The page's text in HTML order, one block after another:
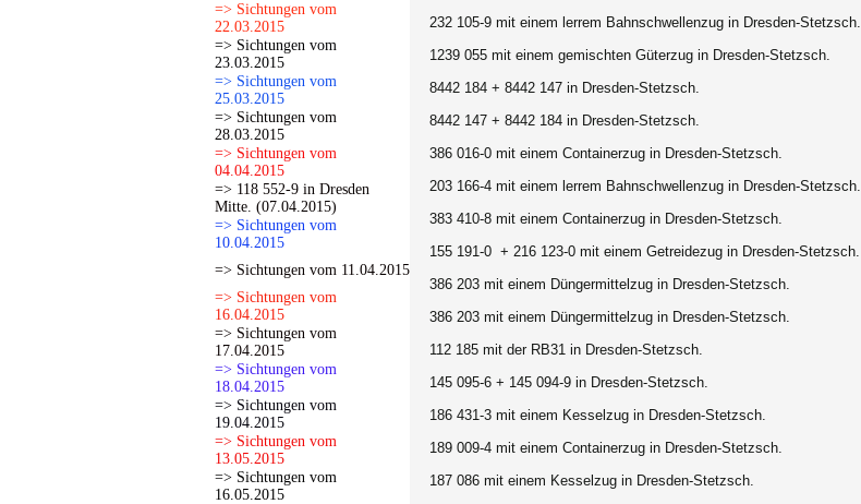
=> Sichtungen vom
22.03.2015
=> Sichtungen vom
23.03.2015
=> Sichtungen vom
25.03.2015
=> Sichtungen vom
28.03.2015
=> Sichtungen vom
04.04.2015
=> 118 552-9 in Dresden
Mitte. (07.04.2015)
=> Sichtungen vom
10.04.2015
=> Sichtungen vom 11.04.2015
=> Sichtungen vom
16.04.2015
=> Sichtungen vom
17.04.2015
=> Sichtungen vom
18.04.2015
=> Sichtungen vom
19.04.2015
=> Sichtungen vom
13.05.2015
=> Sichtungen vom
16.05.2015
232 105-9 mit einem lerrem Bahnschwellenzug in Dresden-Stetzsch.
1239 055 mit einem gemischten Güterzug in Dresden-Stetzsch.
8442 184 + 8442 147 in Dresden-Stetzsch.
8442 147 + 8442 184 in Dresden-Stetzsch.
386 016-0 mit einem Containerzug in Dresden-Stetzsch.
203 166-4 mit einem lerrem Bahnschwellenzug in Dresden-Stetzsch.
383 410-8 mit einem Containerzug in Dresden-Stetzsch.
155 191-0 + 216 123-0 mit einem Getreidezug in Dresden-Stetzsch.
386 203 mit einem Düngermittelzug in Dresden-Stetzsch.
386 203 mit einem Düngermittelzug in Dresden-Stetzsch.
112 185 mit der RB31 in Dresden-Stetzsch.
145 095-6 + 145 094-9 in Dresden-Stetzsch.
186 431-3 mit einem Kesselzug in Dresden-Stetzsch.
189 009-4 mit einem Containerzug in Dresden-Stetzsch.
187 086 mit einem Kesselzug in Dresden-Stetzsch.